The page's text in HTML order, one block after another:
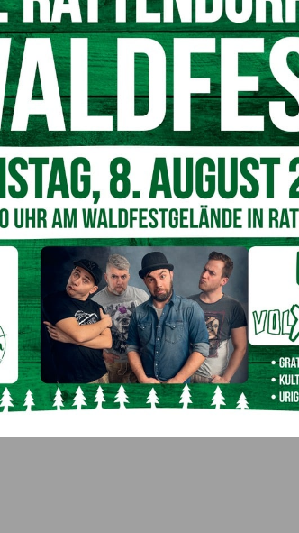
registrierte Coronafälle
Stand der Coronaerkrankungen in ganz
in Österreich, davon sind 360 Fälle in
Erkrankungen auf die Kärntner Bezirke
wie vor im Bezirk Klagenfurt Stadt (79).
Land gibt es 45 positive Fälle. Im Bezirk
Vormittag gab es dort nur einen einzigen